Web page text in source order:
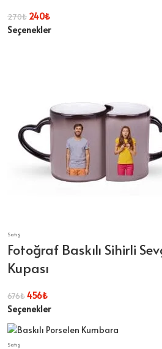
270₺ 240₺
Seçenekler
Satış
Fotoğraf Baskılı Sihirli
Kupası
676₺456₺
Seçenekler
Satış